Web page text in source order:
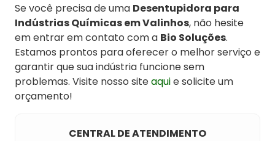
Se você precisa de uma Desentupidora para
Indústrias Químicas em Valinhos, não hesite
em entrar em contato com a Bio Soluções.
Estamos prontos para oferecer o melhor serviço e
garantir que sua indústria funcione sem
problemas. Visite nosso siteaquie solicite um
orçamento!
CENTRAL DE ATENDIMENTO